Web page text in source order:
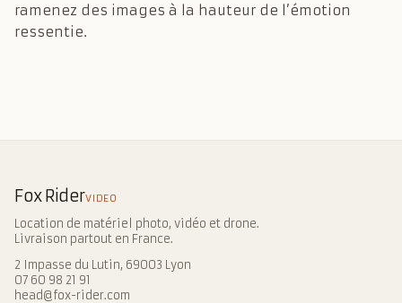
ramenez des images à la hauteur de l’émotion
ressentie.
Fox RiderVIDEO
Location de matériel photo, vidéo et drone.
Livraison partout en France.
2 Impasse du Lutin, 69003 Lyon
07 60 98 21 91
head@fox-rider.com